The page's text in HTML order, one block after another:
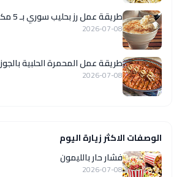
طريقة عمل رز بحليب سوري بـ 5 مكونات
2026-07-08
طريقة عمل المحمرة الحلبية بالجوز
2026-07-08
الوصفات الاكثر زيارة اليوم
فشار حار بالليمون
2026-07-08